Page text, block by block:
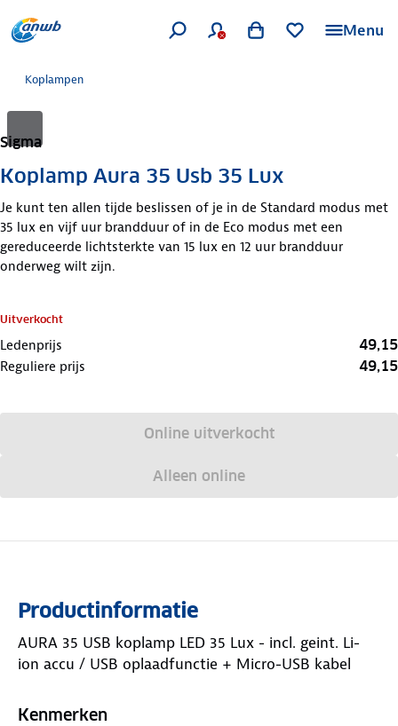
Menu
Koplampen
Sigma
Koplamp Aura 35 Usb 35 Lux
Je kunt ten allen tijde beslissen of je in de Standard modus met
35 lux en vijf uur brandduur of in de Eco modus met een
gereduceerde lichtsterkte van 15 lux en 12 uur brandduur
onderweg wilt zijn.
Uitverkocht
Ledenprijs 49,15
Reguliere prijs 49,15
Online uitverkocht
Alleen online
Productinformatie
AURA 35 USB koplamp LED 35 Lux - incl. geint. Li-
ion accu / USB oplaadfunctie + Micro-USB kabel
Kenmerken